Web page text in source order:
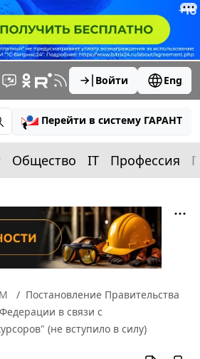
Войти Eng
Перейти в систему ГАРАНТ
Общество IT Профессия
Постановление Правительства
в связи с
(не вступило в силу)